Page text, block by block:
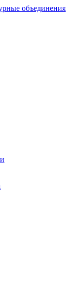
объединения